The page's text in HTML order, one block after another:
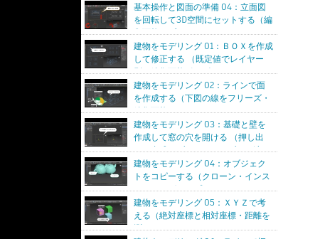
基本操作と図面の準備 04：立面図
を回転して3D空間にセットする（編
集可能スプライン・アタッチとデタ
ッチ）
建物をモデリング 01：ＢＯＸを作成
して修正する （既定値でレイヤー
別・編集可能ポリゴン）
建物をモデリング 02：ラインで面
を作成する（下図の線をフリーズ・
編集可能メッシュ）
建物をモデリング 03：基礎と壁を
作成して窓の穴を開ける （押し出
し・合成オブジェクト・ブール演
算）
建物をモデリング 04：オブジェク
トをコピーする（クローン・インス
タンス・グループ）
建物をモデリング 05：ＸＹＺで考
える（絶対座標と相対座標・距離を
測る）